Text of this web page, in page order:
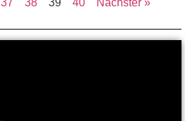
37 38 39 40 Nächster »